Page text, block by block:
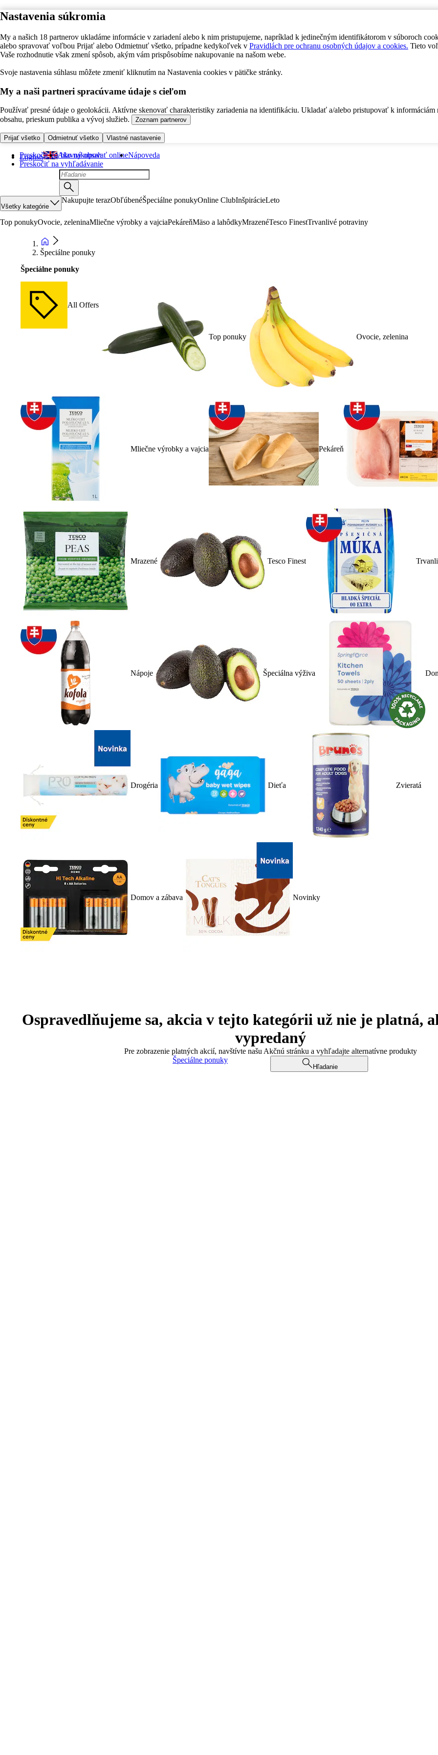
Nastavenia súkromia
My a našich 18 partnerov ukladáme informácie v zariadení alebo k nim pristupujeme, napríklad k jedinečným identifikátorom v súboroch
alebo spravovať voľbou Prijať alebo Odmietnuť všetko, prípadne kedykoľvek v Pravidlách pre ochranu osobných údajov a cookies. Tieto
Vaše rozhodnutie však zmení spôsob, akým vám prispôsobíme nakupovanie na našom webe.
Svoje nastavenia súhlasu môžete zmeniť kliknutím na Nastavenia cookies v pätičke stránky.
My a naši partneri spracúvame údaje s cieľom
Používať presné údaje o geolokácii. Aktívne skenovať charakteristiky zariadenia na identifikáciu. Ukladať a/alebo pristupovať k informáciám
obsahu, prieskum publika a vývoj služieb.
Zoznam partnerov
Prijať všetko Odmietnuť všetko Vlastné nastavenie
Preskočiť na hlavný obsah
Preskočiť na vyhľadávanie
English Ako nakupovať onlineNápoveda
Všetky kategórie
Nakupujte terazObľúbenéŠpeciálne ponukyOnline ClubInšpirácieLeto
Top ponukyOvocie, zeleninaMliečne výrobky a vajciaPekáreňMäso a lahôdkyMrazenéTesco FinestTrvanlivé potraviny
Špeciálne ponuky
Špeciálne ponuky
All Offers
Top ponuky Ovocie, zelenina
Mliečne výrobky a vajcia Pekáreň
Mrazené Tesco Finest
Nápoje Špeciálna výživa
Drogéria Dieťa Zvieratá
Domov a zábava Novinky
Ospravedlňujeme sa, akcia v tejto kategórii už nie je platná,
vypredaný
Pre zobrazenie platných akcií, navštívte našu Akčnú stránku a vyhľadajte alternatívne produkty
Špeciálne ponuky
Hľadanie